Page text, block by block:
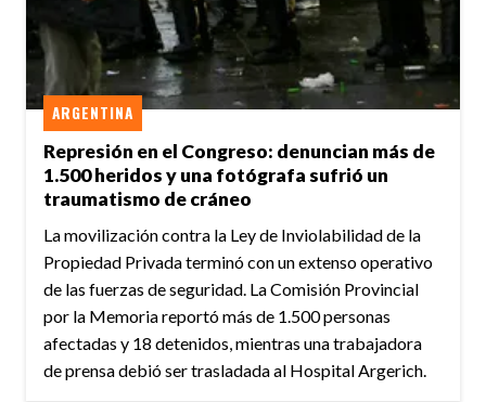
Represión en el Congreso: denuncian más de
1.500 heridos y una fotógrafa sufrió un
traumatismo de cráneo
ARGENTINA
La movilización contra la Ley de Inviolabilidad de la
Propiedad Privada terminó con un extenso operativo
de las fuerzas de seguridad. La Comisión Provincial
por la Memoria reportó más de 1.500 personas
afectadas y 18 detenidos, mientras una trabajadora
de prensa debió ser trasladada al Hospital Argerich.